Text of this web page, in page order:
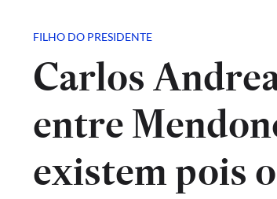
FILHO DO PRESIDENTE
Carlos
entre
existem pois